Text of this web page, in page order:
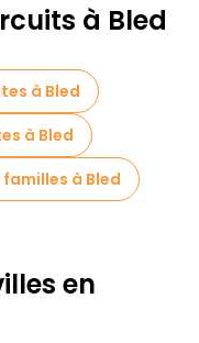
à Bled
à Bled
à Bled
à Bled
à Bled
en